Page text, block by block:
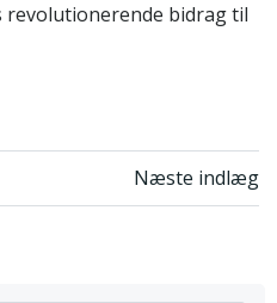
bidrag til
Næste indlæg